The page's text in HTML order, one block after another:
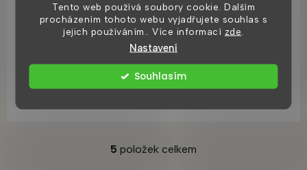
Tento web používá soubory cookie. Dalším
procházením tohoto webu vyjadřujete souhlas s
jejich používáním.. Více informací zde
Nastavení
Souhlasím
Momentálně nedostupné
590 Kč
O
5 položek celkem